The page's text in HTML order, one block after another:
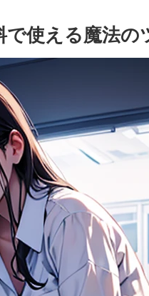
使える魔法の